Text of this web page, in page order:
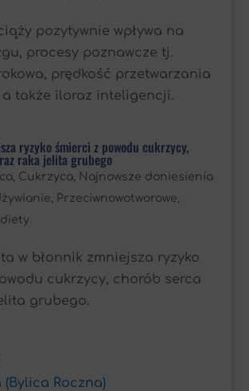
pozytywnie wpływa na
procesy poznawcze tj.
prędkość przetwarzania
także iloraz inteligencji.
ryzyko śmierci z powodu cukrzycy,
raka jelita grubego
, Cukrzyca, Najnowsze doniesienia
, Przeciwnowotworowe,
w błonnik zmniejsza ryzyko
cukrzycy, chorób serca
grubego.
Roczna)